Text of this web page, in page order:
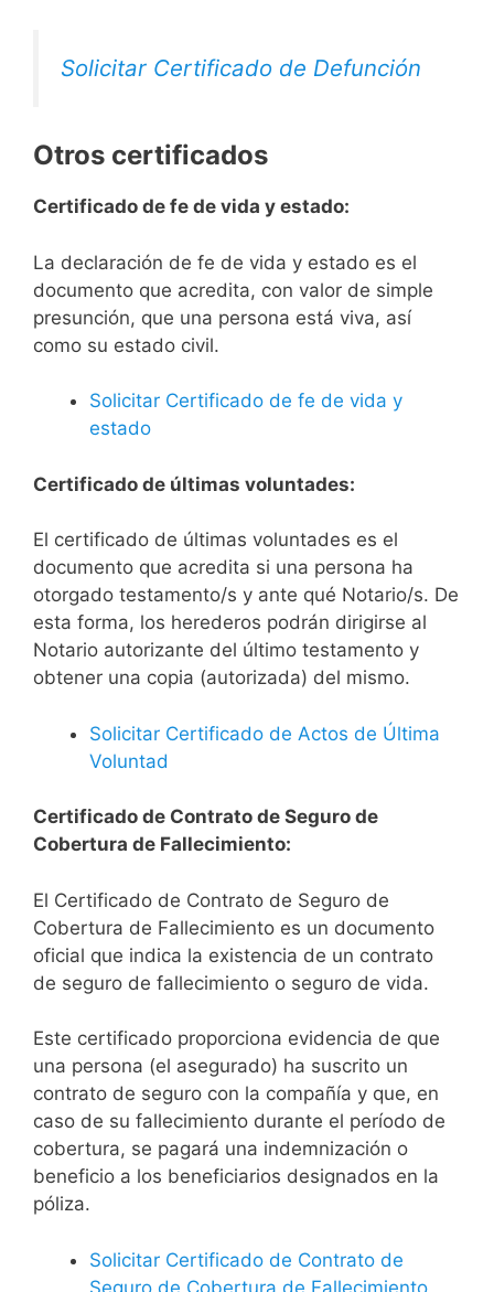
Solicitar Certificado de Defunción
Otros certificados
Certificado de fe de vida y estado:
La declaración de fe de vida y estado es el
documento que acredita, con valor de simple
presunción, que una persona está viva, así
como su estado civil.
Solicitar Certificado de fe de vida y
estado
Certificado de últimas voluntades:
El certificado de últimas voluntades es el
documento que acredita si una persona ha
otorgado testamento/s y ante qué Notario/s. De
esta forma, los herederos podrán dirigirse al
Notario autorizante del último testamento y
obtener una copia (autorizada) del mismo.
Solicitar Certificado de Actos de Última
Voluntad
Certificado de Contrato de Seguro de
Cobertura de Fallecimiento:
El Certificado de Contrato de Seguro de
Cobertura de Fallecimiento es un documento
oficial que indica la existencia de un contrato
de seguro de fallecimiento o seguro de vida.
Este certificado proporciona evidencia de que
una persona (el asegurado) ha suscrito un
contrato de seguro con la compañía y que, en
caso de su fallecimiento durante el período de
cobertura, se pagará una indemnización o
beneficio a los beneficiarios designados en la
póliza.
Solicitar Certificado de Contrato de
Seguro de Cobertura de Fallecimiento